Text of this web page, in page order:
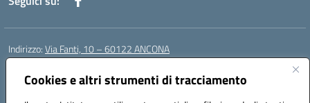
Cookies e altri strumenti di tracciamento
Indirizzo:Via Fanti, 10 – 60122 ANCONA
Centralino:071 201642 Email:anic813007@istruzione.it
Posta elettronica certificata (PEC):anic813007@pec.istruzione.it